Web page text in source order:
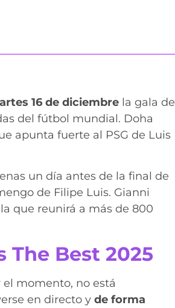
16 de diciembrela gala de
del fútbol mundial. Doha
apunta fuerte al PSG de Luis
un día antes de la final de
de Filipe Luis. Gianni
que reunirá a más de 800
The Best 2025
el momento, no está
en directo y de forma